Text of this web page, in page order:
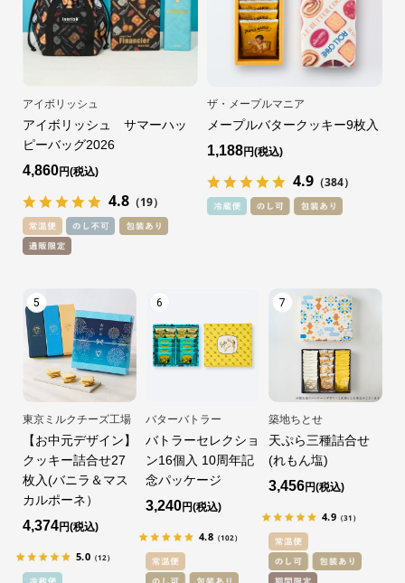
アイボリッシュ
アイボリッシュ サマーハッ
ピーバッグ2026
4,860円
4.8 （19）
ザ・メープルマニア
メープルバタークッキー9枚入
1,188円
4.9 （384）
5
東京ミルクチーズ工場
【お中元デザイン】
クッキー詰合せ27
枚入(バニラ＆マス
カルポーネ）
4,374円
5.0 （12）
6
バターバトラー
バトラーセレクショ
ン16個入 10周年記
念パッケージ
3,240円
4.8 （102）
7
築地ちとせ
天ぷら三種詰合せ
(れもん塩)
3,456円
4.9 （31）